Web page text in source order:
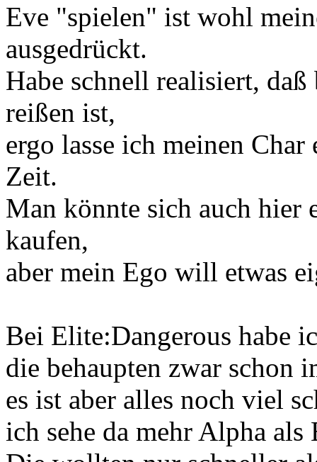
Eve "spielen" ist wohl
ausgedrückt.
Habe schnell realisiert,
reißen ist,
ergo lasse ich meinen
Zeit.
Man könnte sich auch hier
kaufen,
aber mein Ego will etwas
Bei Elite:Dangerous habe
die behaupten zwar schon
es ist aber alles noch viel
ich sehe da mehr Alpha